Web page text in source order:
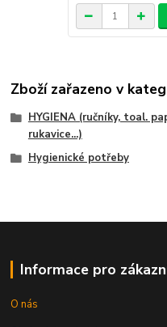
Zboží zařazeno v
HYGIENA (ručníky, toal.
rukavice...)
Hygienické potřeby
Informace pro
O nás